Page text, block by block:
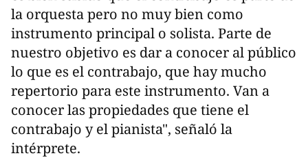
la orquesta pero no muy bien como
instrumento principal o solista. Parte de
nuestro objetivo es dar a conocer al público
lo que es el contrabajo, que hay mucho
repertorio para este instrumento. Van a
conocer las propiedades que tiene el
contrabajo y el pianista", señaló la
intérprete.